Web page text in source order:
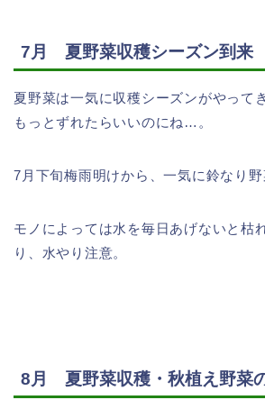
7月 夏野菜収穫シーズン到来
夏野菜は一気に収穫シーズンがやって
もっとずれたらいいのにね…。
7月下旬梅雨明けから、一気に鈴なり
モノによっては水を毎日あげないと枯
り、水やり注意。
8月 夏野菜収穫・秋植え野菜